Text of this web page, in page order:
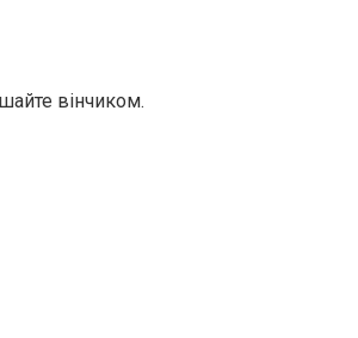
вінчиком.